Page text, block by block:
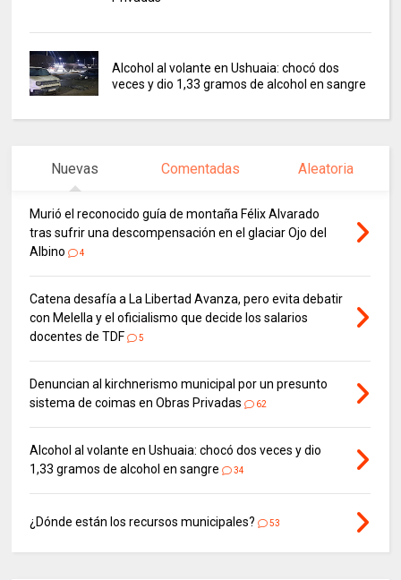
Alcohol al volante en Ushuaia: chocó dos
veces y dio 1,33 gramos de alcohol en sangre
Nuevas Comentadas Aleatoria
Murió el reconocido guía de montaña Félix Alvarado
tras sufrir una descompensación en el glaciar Ojo del
Albino
4
Catena desafía a La Libertad Avanza, pero evita debatir
con Melella y el oficialismo que decide los salarios
docentes de TDF
5
Denuncian al kirchnerismo municipal por un presunto
sistema de coimas en Obras Privadas
62
Alcohol al volante en Ushuaia: chocó dos veces y dio
1,33 gramos de alcohol en sangre
34
¿Dónde están los recursos municipales? 53